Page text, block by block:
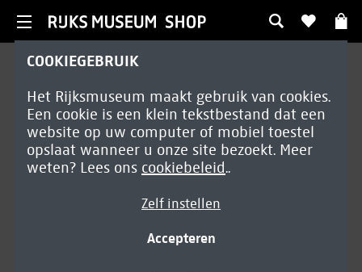
COOKIEGEBRUIK
Het Rijksmuseum maakt gebruik van cookies.
Een cookie is een klein tekstbestand dat een
website op uw computer of mobiel toestel
opslaat wanneer u onze site bezoekt. Meer
weten? Lees ons cookiebeleid..
Zelf instellen
Accepteren
Vaas tulp cascade